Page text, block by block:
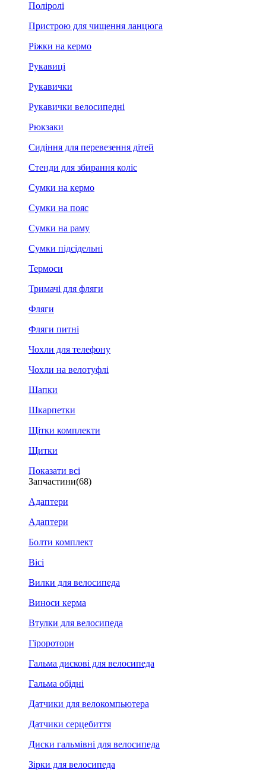
Поліролі
Пристрою для чищення ланцюга
Ріжки на кермо
Рукавиці
Рукавички
Рукавички велосипедні
Рюкзаки
Сидіння для перевезення дітей
Стенди для збирання коліс
Сумки на кермо
Сумки на пояс
Сумки на раму
Сумки підсідельні
Термоси
Тримачі для фляги
Фляги
Фляги питні
Чохли для телефону
Чохли на велотуфлі
Шапки
Шкарпетки
Щітки комплекти
Щитки
Показати всі
Запчастини(68)
Адаптери
Адаптери
Болти комплект
Вісі
Вилки для велосипеда
Виноси керма
Втулки для велосипеда
Гіроротори
Гальма дискові для велосипеда
Гальма обідні
Датчики для велокомпьютера
Датчики серцебиття
Диски гальмівні для велосипеда
Зірки для велосипеда